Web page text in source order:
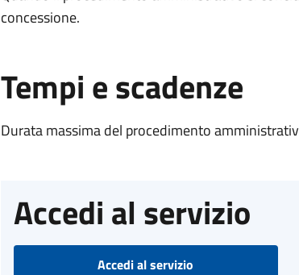
concessione.
Tempi e scadenze
Durata massima del procedimento
Accedi al servizio
Accedi al servizio